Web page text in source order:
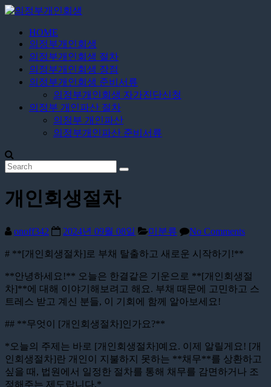
Skip
content
24
시
무
료
담
HOME
의정부개인회생
의정부개인회생 절차
의정부개인회생 장점
의정부개인회생 준비서류
의정부개인회생 자가진단신청
의정부 개인파산 절차
의정부 개인파산
의정부개인파산 준비서류
개인회생절차
onoff342 2024년 09월 08일 미분류 No Comments
# **[개인회생절차]로 부채 탈출하고 새로운 시작하기!**
**안녕하세요!** 오늘은 한결같은 기운으로 **[개인회생절
차]**에 대해 이야기해보려고 해요. 부채 때문에 고민하고 스
트레스 받고 계신 분들, 이 기회에 함께 알아보세요!
## **무엇이 [개인회생절차]인가요?**
*오늘의 주제는 바로 [개인회생절차]예요. 이제 알릴게요! [개
인회생절차]란 개인이 지불하지 못하는 **채무**를 상환하고
싶을 때, 법원에서 일정한 절차를 통해 채무를 감면하거나 조
정해주는 제도랍니다.*